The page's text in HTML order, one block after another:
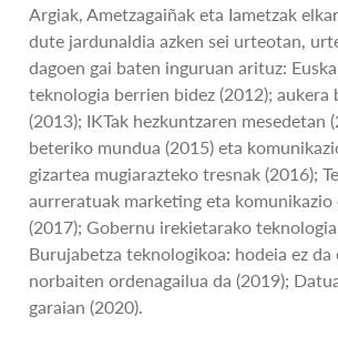
Argiak, Ametzagaiñak eta Iametzak
dute jardunaldia azken sei urteotan,
dagoen gai baten inguruan arituz:
teknologia berrien bidez (2012); aukera
(2013); IKTak hezkuntzaren mesedetan
beteriko mundua (2015) eta
gizartea mugiarazteko tresnak (2016);
aurreratuak marketing eta komunikazio
(2017); Gobernu irekietarako
Burujabetza teknologikoa: hodeia ez
norbaiten ordenagailua da (2019);
garaian (2020).